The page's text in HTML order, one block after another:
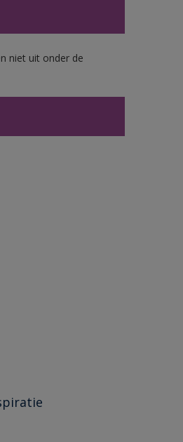
niet uit onder de